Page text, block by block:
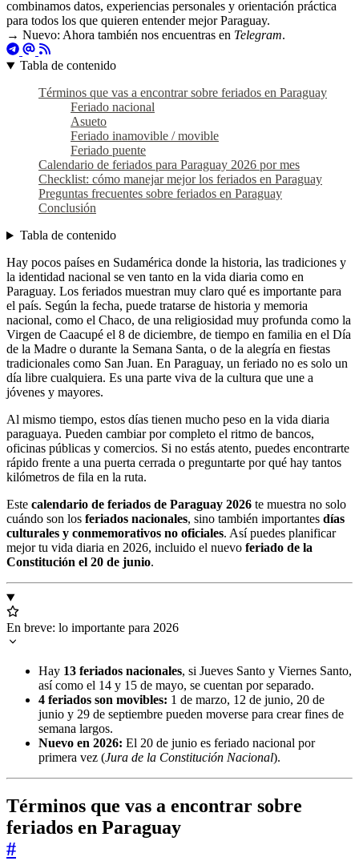
combinamos datos, experiencias personales y orientación práctica
para todos los que quieren entender mejor Paraguay.
→ Nuevo: Ahora también nos encuentras en Telegram.
Tabla de contenido
Términos que vas a encontrar sobre feriados en Paraguay
Feriado nacional
Asueto
Feriado inamovible / movible
Feriado puente
Calendario de feriados para Paraguay 2026 por mes
Checklist: cómo manejar mejor los feriados en Paraguay
Preguntas frecuentes sobre feriados en Paraguay
Conclusión
Tabla de contenido
Hay pocos países en Sudamérica donde la historia, las tradiciones y
la identidad nacional se ven tanto en la vida diaria como en
Paraguay. Los feriados muestran muy claro qué es importante para
el país. Según la fecha, puede tratarse de historia y memoria
nacional, como el Chaco, de una religiosidad muy profunda como la
Virgen de Caacupé el 8 de diciembre, de tiempo en familia en el Día
de la Madre o durante la Semana Santa, o de la alegría en fiestas
tradicionales como San Juan. En Paraguay, un feriado no es solo un
día libre cualquiera. Es una parte viva de la cultura que une a
jóvenes y mayores.
Al mismo tiempo, estos días tienen mucho peso en la vida diaria
paraguaya. Pueden cambiar por completo el ritmo de bancos,
oficinas públicas y comercios. Si no estás atento, puedes encontrarte
rápido frente a una puerta cerrada o preguntarte por qué hay tantos
kilómetros de fila en la ruta.
Este calendario de feriados de Paraguay 2026 te muestra no solo
cuándo son los feriados nacionales, sino también importantes días
culturales y conmemorativos no oficiales. Así puedes planificar
mejor tu vida diaria en 2026, incluido el nuevo feriado de la
Constitución el 20 de junio.
En breve: lo importante para 2026
Hay 13 feriados nacionales, si Jueves Santo y Viernes Santo,
así como el 14 y 15 de mayo, se cuentan por separado.
4 feriados son movibles: 1 de marzo, 12 de junio, 20 de
junio y 29 de septiembre pueden moverse para crear fines de
semana largos.
Nuevo en 2026: El 20 de junio es feriado nacional por
primera vez (Jura de la Constitución Nacional).
Términos que vas a encontrar sobre
feriados en Paraguay
#